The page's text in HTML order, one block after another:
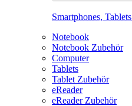
Smartphones,
Notebook
Notebook Zubehör
Computer
Tablets
Tablet Zubehör
eReader
eReader Zubehör